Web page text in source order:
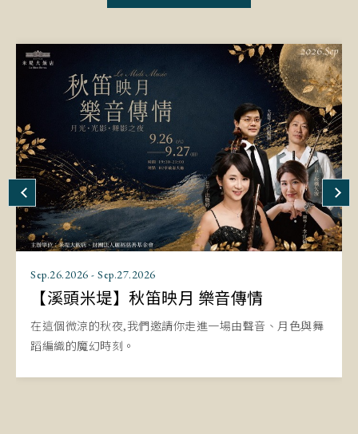
Jul.01.2026 - Aug.31.2026
【溪頭米堤】2026森夏幻境
在神秘的森林深處與魔法城堡中相遇，探索一段屬於親子
與自我的旅程
Aug.07.2026 - Aug.16.2026
【溪頭米堤】山林兒童駐村計劃
古典美學與永續自然的交響實驗
Oct.01.2026 - Mar.31.2027
【溪頭米堤】祥羊啟新程 尾牙春酒盛宴
與夥伴共聚美好時刻 開創豐收新程
Sep.26.2026 - Sep.27.2026
【溪頭米堤】秋笛映月 樂音傳情
在這個微涼的秋夜,我們邀請你走進一場由聲音、月色與舞
蹈編織的魔幻時刻。
Aug.22.2026 - Aug.22.2026
【溪頭米堤】溫柔的約定：聲音之中
在這個夏夜,以音樂再次相聚
旋律緩緩流動,故事悄悄展開;熟悉的歌聲、温暖的相聚,
Jun.05.2026 - Dec.31.2026
Jan.01.2026 - Dec.31.2026
【溪頭米堤】2026幸福來烤茶
烤出一室茶香．溫一份心意
Mar.01.2026 - Dec.31.2026
【溪頭米堤】2026 山林漫旅（3-12月）
坐落於清涼芳香的山林，擁有天然的森林竹海
山林漫旅 一泊一食 NT5,099 元起